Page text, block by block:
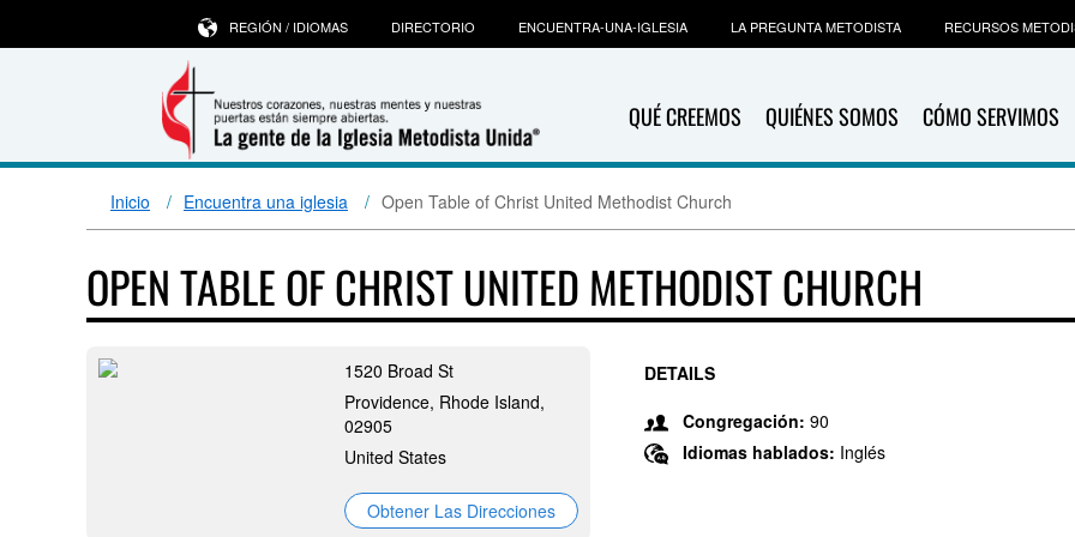
QUÉ CREEMOS QUIÉNES SOMOS CÓMO SERVIMOS
REGIÓN / IDIOMAS DIRECTORIO ENCUENTRA-UNA-IGLESIA LA PREGUNTA METODISTA RECURSOS
Inicio Encuentra una iglesia Open Table of Christ United Methodist Church
OPEN TABLE OF CHRIST UNITED METHODIST CHURCH
1520 Broad St
Providence, Rhode Island,
02905
United States
Obtener Las Direcciones
DETAILS
Congregación: 90
Idiomas hablados: Inglés